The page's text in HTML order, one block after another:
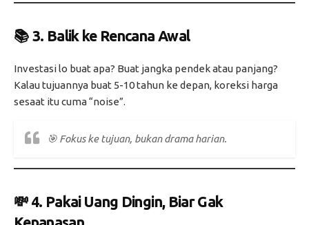
📚 3. Balik ke Rencana Awal
Investasi lo buat apa? Buat jangka pendek atau panjang?
Kalau tujuannya buat 5-10 tahun ke depan, koreksi harga
sesaat itu cuma “noise”.
🎯 Fokus ke tujuan, bukan drama harian.
💸 4. Pakai Uang Dingin, Biar Gak